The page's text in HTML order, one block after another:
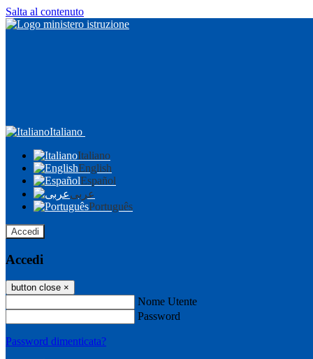
Salta al contenuto
Italiano
Italiano
English
Español
عربى
Português
Accedi
Accedi
button close ×
Nome Utente
Password
Password dimenticata?